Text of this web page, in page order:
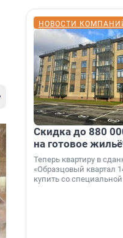
НОВОСТИ
Скидка до 880
на готовое
Теперь квартиру в
«Образцовый квартал
купить со